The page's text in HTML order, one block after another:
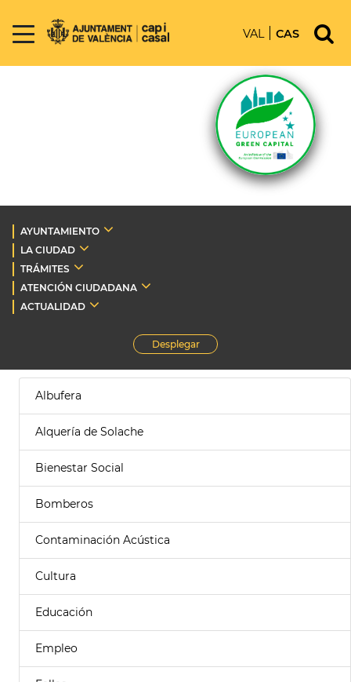
VAL CAS
AYUNTAMIENTO
LA CIUDAD
TRÁMITES
ATENCIÓN CIUDADANA
ACTUALIDAD
Desplegar
Albufera
Alquería de Solache
Bienestar Social
Bomberos
Contaminación Acústica
Cultura
Educación
Empleo